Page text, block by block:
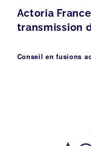
Actoria
transmission
Conseil en fusions